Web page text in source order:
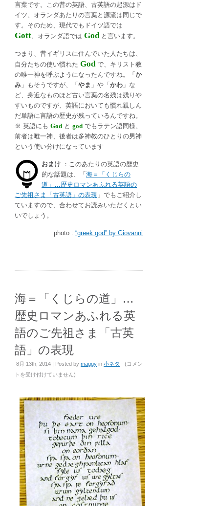
言葉です。この昔の英語、古英語の起源はド
イツ、オランダあたりの言葉と源流は同じで
す。そのため、現代でもドイツ語では
Gott、オランダ語では Godと言います。
つまり、昔イギリスに住んでいた人たちは、
自分たちの使い慣れた Godで、キリスト教
の唯一神を呼ぶようになったんですね。「 か
み 」もそうですが、「 やま 」や「 かわ 」な
ど、身近なものほど古い言葉の名残は残りや
すいものですが、英語においても慣れ親しん
だ単語に言語の歴史が残っているんですね。
※ 英語にも God と god でもラテン語同様、
前者は唯一神、後者は多神教のひとりの男神
という使い分けになっています
おまけ ：このあたりの英語の歴史
的な話題は、「 海＝「くじらの
道」…歴史ロマンあふれる英語の
ご先祖さま「古英語」の表現 」でもご紹介し
ていますので、合わせてお読みいただくとい
いでしょう。
photo : “greek god” by Giovanni
海＝「くじらの道」…
歴史ロマンあふれる英
語のご先祖さま「古英
語」の表現
8月 13th, 2014 | Posted by maggy in 小ネタ - (海
道」
…
ロ
あ
コメン
トを受け付けていません)